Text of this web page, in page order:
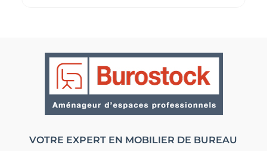
VOTRE EXPERT EN MOBILIER DE BUREAU